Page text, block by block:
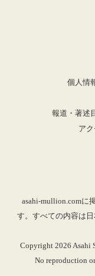
個人情
報道・著述
ア
asahi-mullion.comに
す。すべての内容は
Copyright 2026 Asahi
No reproduction